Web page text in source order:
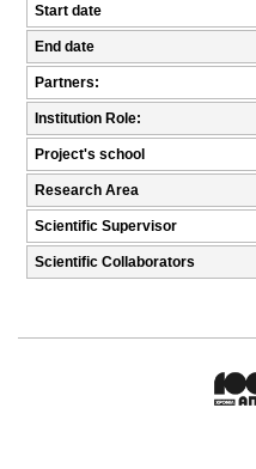
Start date
End date
Partners:
Institution Role:
Project's school
Research Area
Scientific Supervisor
Scientific Collaborators